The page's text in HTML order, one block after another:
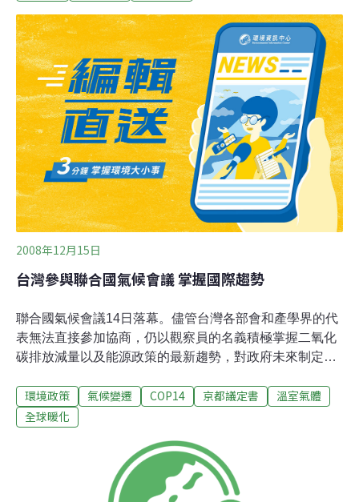
2008年12月15日
台灣參與聯合國氣候會議 掌握國際趨勢
聯合國氣候會議14日落幕。儘管台灣各部會和產學界的代
表無法直接參加協商，仍以觀察員的名義積極掌握二氧化
碳排放減量以及能源政策的最新趨勢，對政府未來制定能
第14次締約國大會暨「京都議定書（Kyoto Protocol）」
第4次締約國會議，1日起在波蘭的波茲南（Poznan）盛
的馬拉松會議後，與會各國仍無法就已開發國家補助發展
中國家的金額達成共識，大會在缺乏具體成果後落幕，讓
不少環保團體感到失望。不過，就在會議進行的同時，歐
環境政策 氣候變遷 COP14 京都議定書
溫室氣體
全球暖化